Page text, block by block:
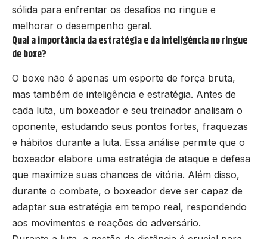
sólida para enfrentar os desafios no ringue e
melhorar o desempenho geral.
Qual a importância da estratégia e da inteligência no ringue
de boxe?
O boxe não é apenas um esporte de força bruta,
mas também de inteligência e estratégia. Antes de
cada luta, um boxeador e seu treinador analisam o
oponente, estudando seus pontos fortes, fraquezas
e hábitos durante a luta. Essa análise permite que o
boxeador elabore uma estratégia de ataque e defesa
que maximize suas chances de vitória. Além disso,
durante o combate, o boxeador deve ser capaz de
adaptar sua estratégia em tempo real, respondendo
aos movimentos e reações do adversário.